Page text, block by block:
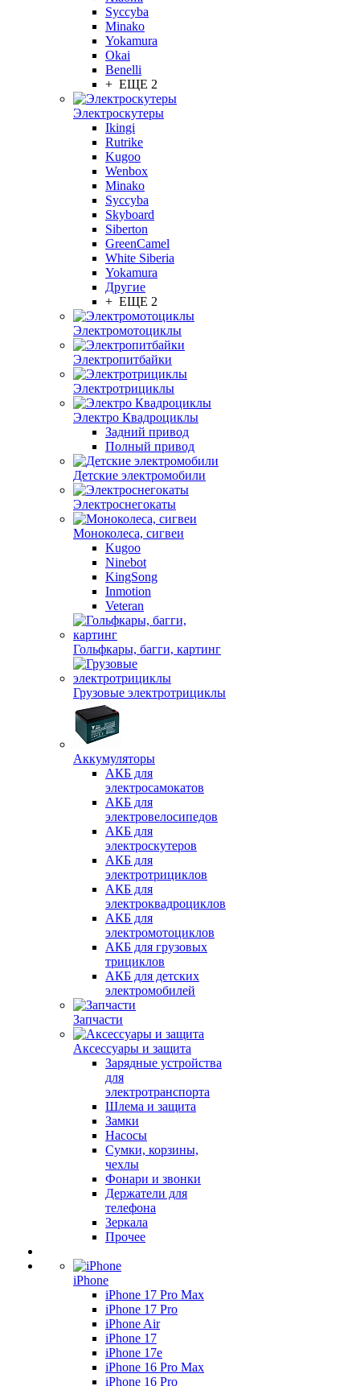
Syccyba
Minako
Yokamura
Okai
Benelli
+ ЕЩЕ 2
Электроскутеры
Ikingi
Rutrike
Kugoo
Wenbox
Minako
Syccyba
Skyboard
Siberton
GreenCamel
White Siberia
Yokamura
Другие
+ ЕЩЕ 2
Электромотоциклы
Электропитбайки
Электротрициклы
Электро Квадроциклы
Задний привод
Полный привод
Детские электромобили
Электроснегокаты
Моноколеса, сигвеи
Kugoo
Ninebot
KingSong
Inmotion
Veteran
Гольфкары, багги, картинг
Грузовые электротрициклы
Аккумуляторы
АКБ для
электросамокатов
АКБ для
электровелосипедов
АКБ для
электроскутеров
АКБ для
электротрициклов
АКБ для
электроквадроциклов
АКБ для
электромотоциклов
АКБ для грузовых
трициклов
АКБ для детских
электромобилей
Запчасти
Аксессуары и защита
Зарядные устройства
для
электротранспорта
Шлема и защита
Замки
Насосы
Сумки, корзины,
чехлы
Фонари и звонки
Держатели для
телефона
Зеркала
Прочее
iPhone
iPhone 17 Pro Max
iPhone 17 Pro
iPhone Air
iPhone 17
iPhone 17e
iPhone 16 Pro Max
iPhone 16 Pro